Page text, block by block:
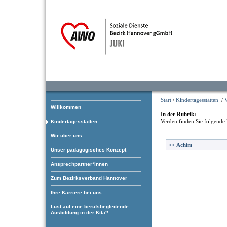
Willkommen
Kindertagesstätten
Wir über uns
Unser pädagogisches Konzept
Ansprechpartner*innen
Zum Bezirksverband Hannover
Ihre Karriere bei uns
Lust auf eine berufsbegleitende
Ausbildung in der Kita?
Start / Kindertagesstätten /
In der Rubrik:
Verden finden Sie folgende
>> Achim